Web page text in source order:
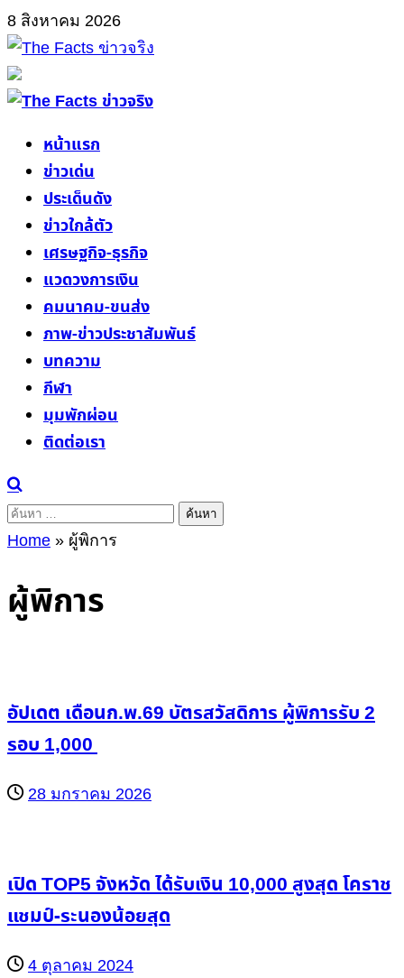
Skip
to
content
8 สิงหาคม 2026
Primary
หน้าแรก
ข่าวเด่น
ประเด็นดัง
ข่าวใกล้ตัว
เศรษฐกิจ-ธุรกิจ
แวดวงการเงิน
คมนาคม-ขนส่ง
ภาพ-ข่าวประชาสัมพันธ์
บทความ
กีฬา
มุมพักผ่อน
ติดต่อเรา
ค้นหา
สำหรับ:
Home » ผู้พิการ
ผู้พิการ
อัปเดต เดือนก.พ.69 บัตรสวัสดิการ ผู้พิการรับ 2
รอบ 1,000
28 มกราคม 2026
เปิด TOP5 จังหวัด ได้รับเงิน 10,000 สูงสุด โคราช
แชมป์-ระนองน้อยสุด
4 ตุลาคม 2024